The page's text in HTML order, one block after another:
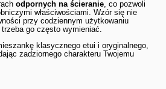
odpornych na ścieranie , co pozwoli
właściwościami. Wzór się nie
przy codziennym użytkowaniu
go często wymieniać.
klasycznego etui i oryginalnego,
zadziornego charakteru Twojemu